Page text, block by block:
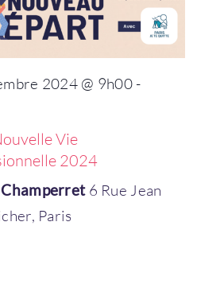
vues
2024 @ 9h00 -
Vie
2024
Champerret 6 Rue Jean
Paris